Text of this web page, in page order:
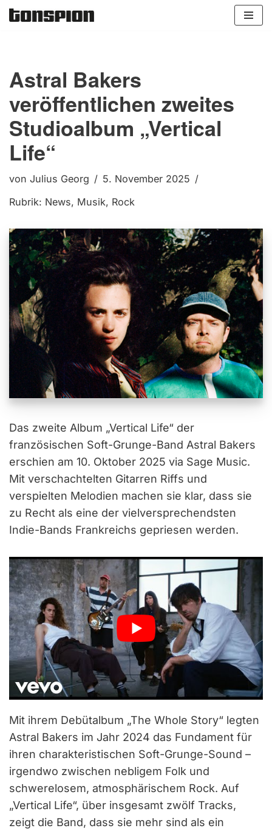
Astral Bakers
veröffentlichen zweites
Studioalbum „Vertical
Life“
von Julius Georg
5. November 2025
Rubrik: News, Musik, Rock
Das zweite Album „Vertical Life“ der
französischen Soft-Grunge-Band Astral Bakers
erschien am 10. Oktober 2025 via Sage Music.
Mit verschachtelten Gitarren Riffs und
verspielten Melodien machen sie klar, dass sie
zu Recht als eine der vielversprechendsten
Indie-Bands Frankreichs gepriesen werden.
Mit ihrem Debütalbum „The Whole Story“ legten
Astral Bakers im Jahr 2024 das Fundament für
ihren charakteristischen Soft-Grunge-Sound –
irgendwo zwischen nebligem Folk und
schwerelosem, atmosphärischem Rock. Auf
„Vertical Life“, über insgesamt zwölf Tracks,
zeigt die Band, dass sie mehr sind als ein